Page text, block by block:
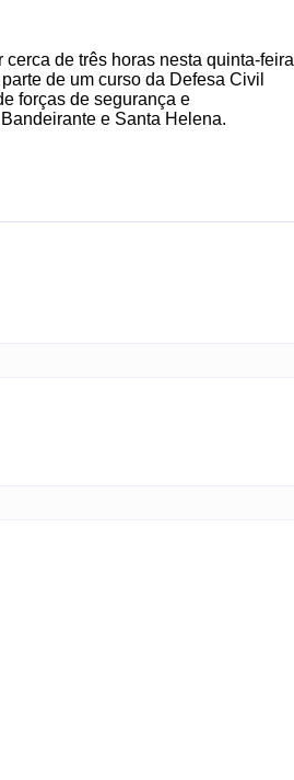
de três horas nesta quinta-feira
de um curso da Defesa Civil
forças de segurança e
e Santa Helena.